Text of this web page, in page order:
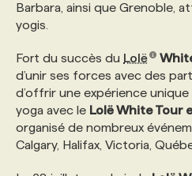
TENDANCES
ÉVÉNEMENTIEL
NOS AUTEUR‧RICES
ANNONCEZ AVEC
NOS FORMATEUR‧RICES
POURQUOI CHOISIR
NOS TARIFS
NOS EXPERTISES
FAQ
ANNONCEZ AVEC NOUS
Barbara, ainsi que Grenoble,
yogis.
Fort du succès du Lolë
d’unir ses forces avec des
d’offrir une expérience
yoga avec le Lolë White Tour
organisé de nombreux
Calgary, Halifax, Victoria,